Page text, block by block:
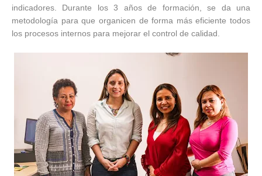
indicadores. Durante los 3 años de formación, se da una
metodología para que organicen de forma más eficiente todos
los procesos internos para mejorar el control de calidad.